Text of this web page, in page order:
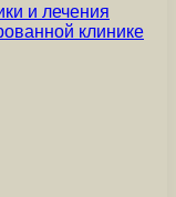
и лечения
клинике